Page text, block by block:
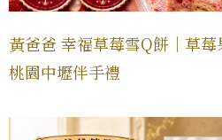
黃爸爸 幸福草莓雪Q餅｜草莓
桃園中壢伴手禮